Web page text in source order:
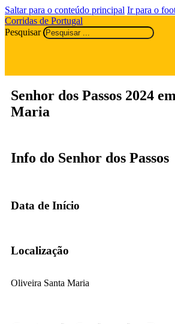
Saltar para o conteúdo principal Ir para o
Corridas de Portugal
Pesquisar
Senhor dos Passos 2024
Maria
Info do Senhor dos Passos
Data de Início
Localização
Oliveira Santa Maria